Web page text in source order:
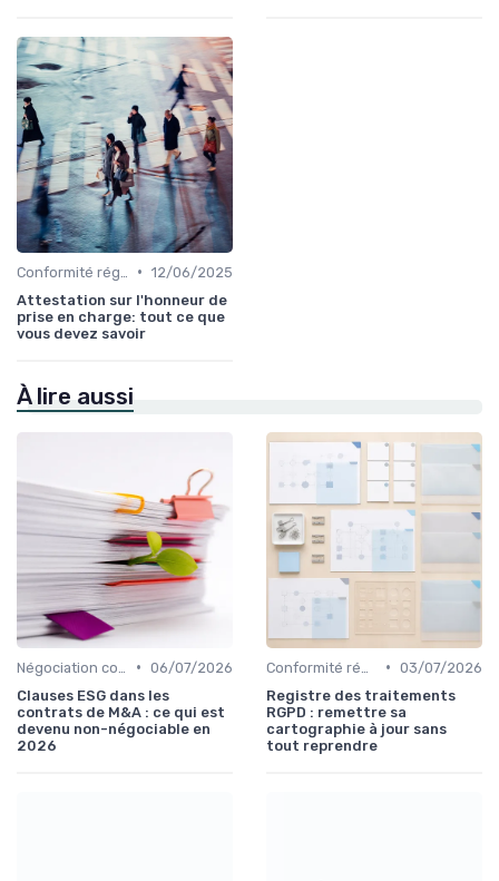
• 12/06/2025
Attestation sur l'honneur de
prise en charge: tout ce que
vous devez savoir
À lire aussi
• 06/07/2026
Clauses ESG dans les
contrats de M&A : ce qui est
devenu non-négociable en
2026
• 03/07/2026
Registre des traitements
RGPD : remettre sa
cartographie à jour sans
tout reprendre